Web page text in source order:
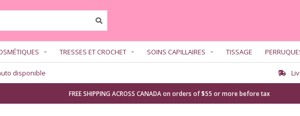
TRESSES ET CROCHET SOINS CAPILLAIRES TISSAGE
disponible
FREE SHIPPING ACROSS CANADA on orders of $55 or more before tax